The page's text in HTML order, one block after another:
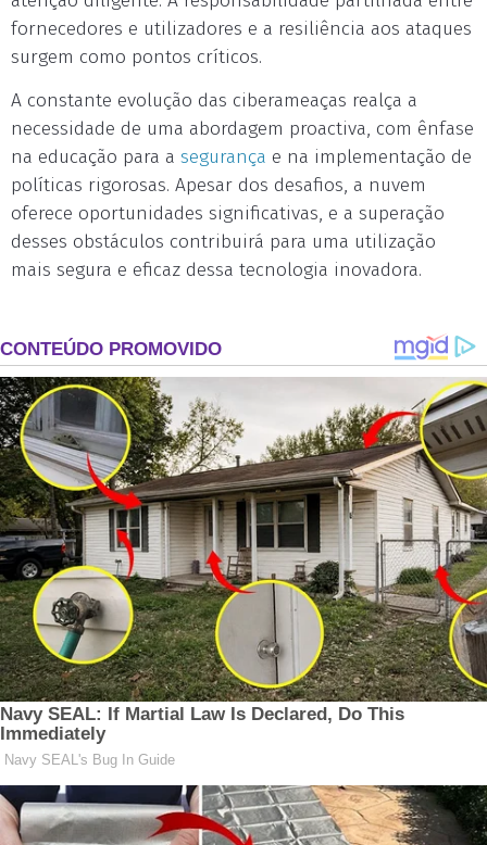
fornecedores e utilizadores e a resiliência aos ataques
surgem como pontos críticos.
A constante evolução das ciberameaças realça a
necessidade de uma abordagem proactiva, com ênfase
na educação para a segurança e na implementação de
políticas rigorosas. Apesar dos desafios, a nuvem
oferece oportunidades significativas, e a superação
desses obstáculos contribuirá para uma utilização
mais segura e eficaz dessa tecnologia inovadora.